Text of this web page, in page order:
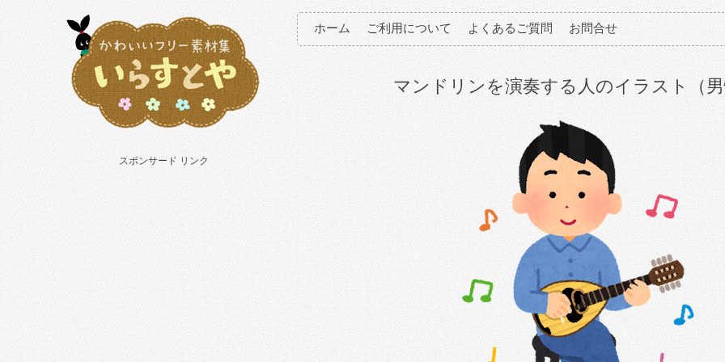
スポンサード リンク
ホーム ご利用について よくあるご質問 お問合せ
マンドリンを演奏する人のイラスト（